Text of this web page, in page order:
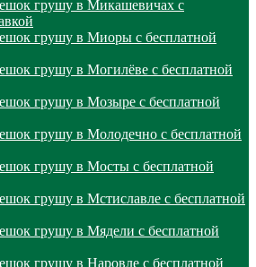
грушу в Микашевичах с
грушу в Миоры с бесплатной
грушу в Могилёве с бесплатной
грушу в Мозыре с бесплатной
грушу в Молодечно с бесплатной
грушу в Мосты с бесплатной
грушу в Мстиславле с бесплатной
грушу в Мядели с бесплатной
грушу в Наровле с бесплатной